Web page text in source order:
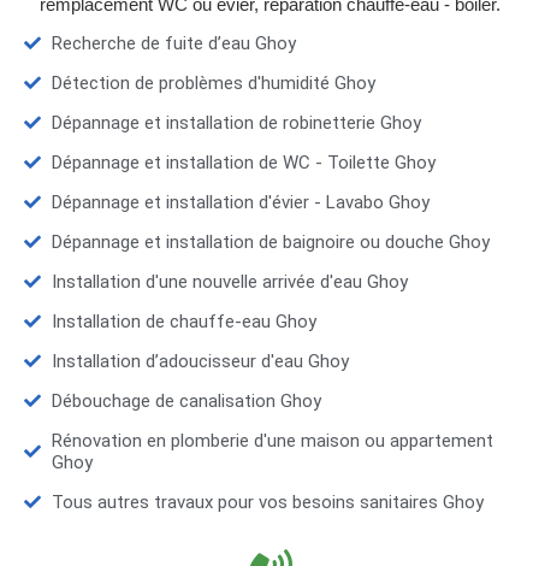
remplacement WC ou évier, réparation chauffe-eau - boiler.
Recherche de fuite d’eau Ghoy
Détection de problèmes d'humidité Ghoy
Dépannage et installation de robinetterie Ghoy
Dépannage et installation de WC - Toilette Ghoy
Dépannage et installation d'évier - Lavabo Ghoy
Dépannage et installation de baignoire ou douche Ghoy
Installation d'une nouvelle arrivée d'eau Ghoy
Installation de chauffe-eau Ghoy
Installation d’adoucisseur d'eau Ghoy
Débouchage de canalisation Ghoy
Rénovation en plomberie d'une maison ou appartement
Ghoy
Tous autres travaux pour vos besoins sanitaires Ghoy